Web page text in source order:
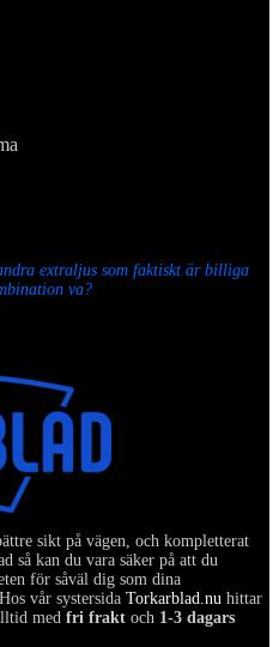
extraljus som faktiskt är billiga
va?
sikt på vägen, och kompletterat
så kan du vara säker på att du
för såväl dig som dina
vår systersida Torkarblad.nu hittar
med fri frakt och 1-3 dagars